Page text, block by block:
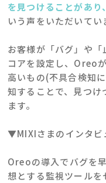
を見つけることがあり
いう声をいただいてい
お客様が「バグ」や
コアを設定し、Oreo
高いもの(不具合検知
知することで、見つけ
ます。
▼MIXIさまのインタビ
Oreoの導入でバグを
想とする監視ツール